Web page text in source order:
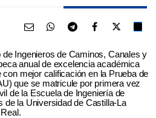
de Ingenieros de Caminos, Canales y
anual de excelencia académica
mejor calificación en la Prueba de
que se matricule por primera vez
de la Escuela de Ingeniería de
de la Universidad de Castilla-La